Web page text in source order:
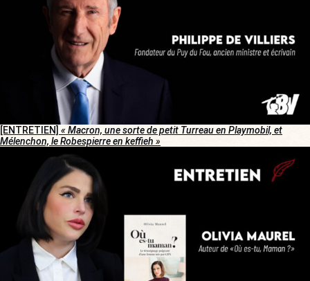
[ENTRETIEN] « Macron, une sorte de petit Turreau en Playmobil, et
Mélenchon, le Robespierre en keffieh »